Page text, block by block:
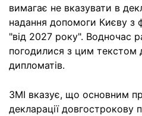
вимагає не вказувати в
надання допомоги Києву
"від 2027 року". Водночас
погодилися з цим текстом
дипломатів.
ЗМІ вказує, що основним
декларації довгострокову